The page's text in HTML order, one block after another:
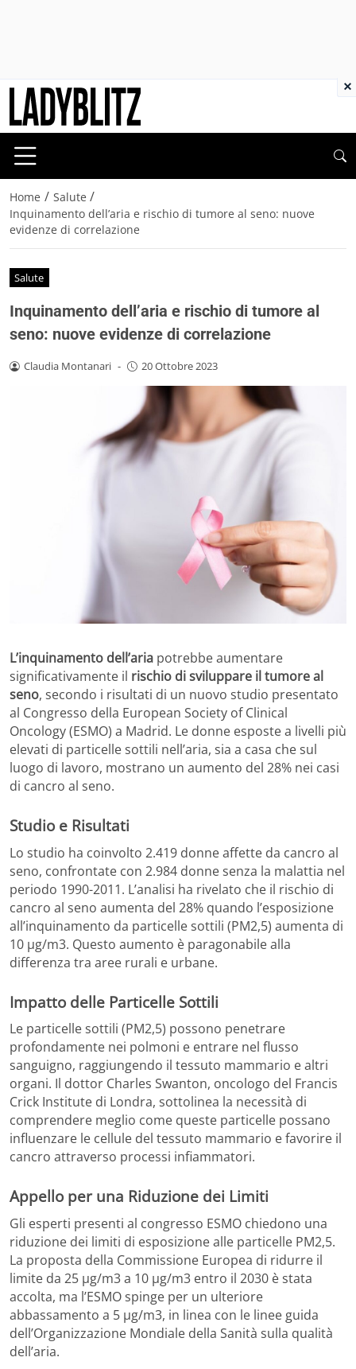
Home / Salute /
Inquinamento dell’aria e rischio di tumore al seno: nuove
evidenze di correlazione
Salute
Inquinamento dell’aria e rischio di tumore al
seno: nuove evidenze di correlazione
Claudia Montanari - 20 Ottobre 2023
L’inquinamento dell’aria potrebbe aumentare
significativamente il rischio di sviluppare il tumore al
seno, secondo i risultati di un nuovo studio presentato
al Congresso della European Society of Clinical
Oncology (ESMO) a Madrid. Le donne esposte a livelli più
elevati di particelle sottili nell’aria, sia a casa che sul
luogo di lavoro, mostrano un aumento del 28% nei casi
di cancro al seno.
Studio e Risultati
Lo studio ha coinvolto 2.419 donne affette da cancro al
seno, confrontate con 2.984 donne senza la malattia nel
periodo 1990-2011. L’analisi ha rivelato che il rischio di
cancro al seno aumenta del 28% quando l’esposizione
all’inquinamento da particelle sottili (PM2,5) aumenta di
10 µg/m3. Questo aumento è paragonabile alla
differenza tra aree rurali e urbane.
Impatto delle Particelle Sottili
Le particelle sottili (PM2,5) possono penetrare
profondamente nei polmoni e entrare nel flusso
sanguigno, raggiungendo il tessuto mammario e altri
organi. Il dottor Charles Swanton, oncologo del Francis
Crick Institute di Londra, sottolinea la necessità di
comprendere meglio come queste particelle possano
influenzare le cellule del tessuto mammario e favorire il
cancro attraverso processi infiammatori.
Appello per una Riduzione dei Limiti
Gli esperti presenti al congresso ESMO chiedono una
riduzione dei limiti di esposizione alle particelle PM2,5.
La proposta della Commissione Europea di ridurre il
limite da 25 µg/m3 a 10 µg/m3 entro il 2030 è stata
accolta, ma l’ESMO spinge per un ulteriore
abbassamento a 5 µg/m3, in linea con le linee guida
dell’Organizzazione Mondiale della Sanità sulla qualità
dell’aria.
×